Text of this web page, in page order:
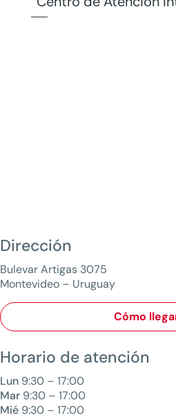
Dirección
Bulevar Artigas 3075
Montevideo – Uruguay
Cómo
Horario de atención
Lun 9:30 – 17:00
Mar 9:30 – 17:00
Mié 9:30 – 17:00